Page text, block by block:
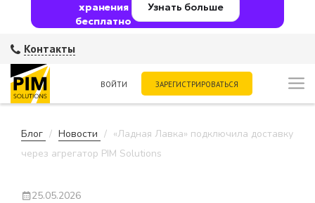
хранения
бесплатно
Узнать больше
Контакты
ВОЙТИ ЗАРЕГИСТРИРОВАТЬСЯ
Блог Новости
«Ладная Лавка» подключила доставку
через агрегатор PIM Solutions
25.05.2026